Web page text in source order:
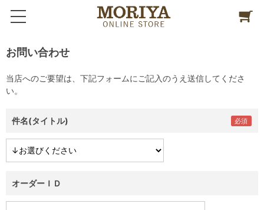
お問い合わせ
当店へのご要望は、下記フォームにご記入のうえ送信してくださ
い。
件名(タイトル)
オーダーＩＤ